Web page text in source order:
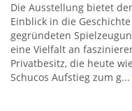
Die Ausstellung bietet
Einblick in die
gegründeten
eine Vielfalt an
Privatbesitz, die heute
Schucos Aufstieg zum g...